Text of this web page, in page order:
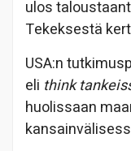
ulos
Tekeksestä
USA:n
eli think
huolissaan